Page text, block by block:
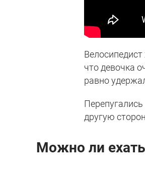
что девочка
равно
другую
Можно ли